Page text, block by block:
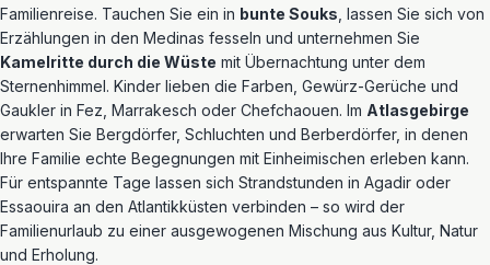
Familienreise. Tauchen Sie ein in bunte Souks , lassen Sie sich von
Erzählungen in den Medinas fesseln und unternehmen Sie
Kamelritte durch die Wüste mit Übernachtung unter dem
Sternenhimmel. Kinder lieben die Farben, Gewürz-Gerüche und
Gaukler in Fez, Marrakesch oder Chefchaouen. Im Atlasgebirge
erwarten Sie Bergdörfer, Schluchten und Berberdörfer, in denen
Ihre Familie echte Begegnungen mit Einheimischen erleben kann.
Für entspannte Tage lassen sich Strandstunden in Agadir oder
Essaouira an den Atlantikküsten verbinden – so wird der
Familienurlaub zu einer ausgewogenen Mischung aus Kultur, Natur
und Erholung.